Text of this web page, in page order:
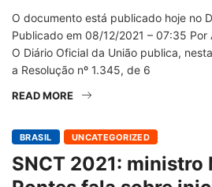
O documento está publicado hoje no
Publicado em 08/12/2021 – 07:35 Por
O Diário Oficial da União publica,
a Resolução nº 1.345, de 6
READ MORE
BRASIL UNCATEGORIZED
SNCT 2021: ministro